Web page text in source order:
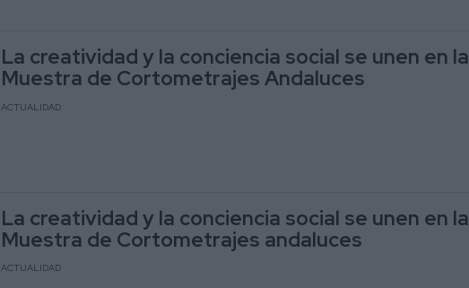
La creatividad y la conciencia social se unen en la
Muestra de Cortometrajes Andaluces
ACTUALIDAD
La creatividad y la conciencia social se unen en la
Muestra de Cortometrajes andaluces
ACTUALIDAD